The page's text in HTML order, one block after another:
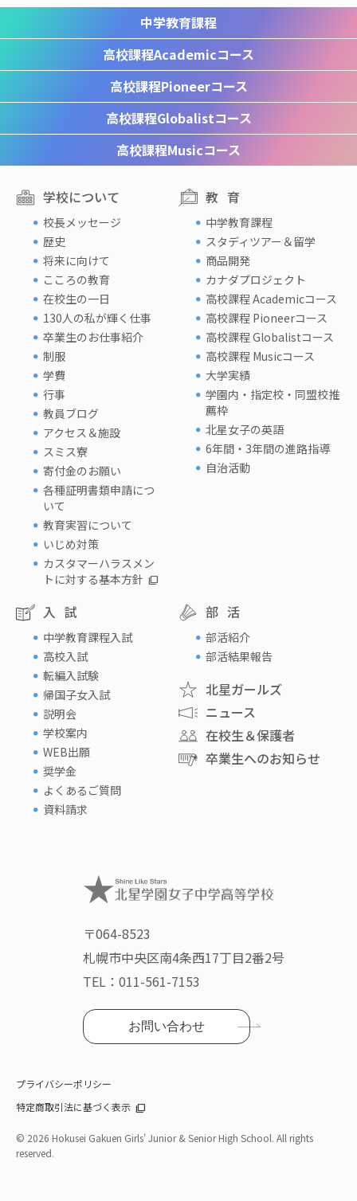
中学教育課程
高校課程Academicコース
高校課程Pioneerコース
高校課程Globalistコース
高校課程Musicコース
学校について
校長メッセージ
歴史
将来に向けて
こころの教育
在校生の一日
130人の私が輝く仕事
卒業生のお仕事紹介
制服
学費
行事
教員ブログ
アクセス＆施設
スミス寮
寄付金のお願い
各種証明書類申請につ
いて
教育実習について
いじめ対策
カスタマーハラスメン
トに対する基本方針
教育
中学教育課程
スタディツアー＆留学
商品開発
カナダプロジェクト
高校課程 Academicコース
高校課程 Pioneerコース
高校課程 Globalistコース
高校課程 Musicコース
大学実績
学園内・指定校・同盟校推
薦枠
北星女子の英語
6年間・3年間の進路指導
自治活動
入試
中学教育課程入試
高校入試
転編入試験
帰国子女入試
説明会
学校案内
WEB出願
奨学金
よくあるご質問
資料請求
部活
部活紹介
部活結果報告
北星ガールズ
ニュース
在校生＆保護者
卒業生へのお知らせ
〒064-8523
札幌市中央区南4条西17丁目2番2号
TEL： 011-561-7153
お問い合わせ
プライバシーポリシー
特定商取引法に基づく表示
© 2026 Hokusei Gakuen Girls' Junior & Senior High School. All rights
reserved.